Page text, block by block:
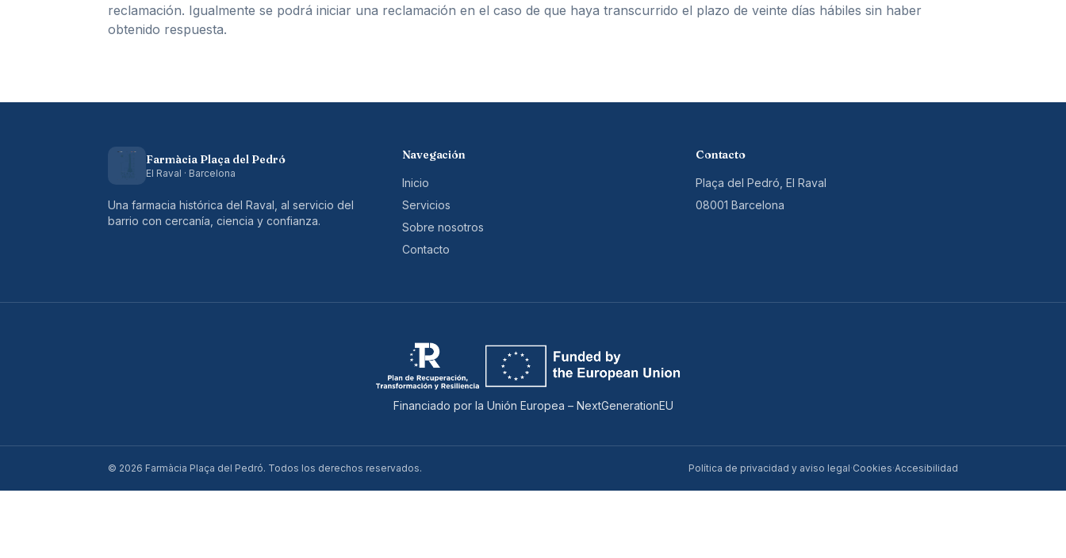
reclamación. Igualmente se podrá iniciar una reclamación en el caso de que haya transcurrido el plazo de veinte días hábiles sin haber
obtenido respuesta.
Farmàcia Plaça del Pedró
El Raval · Barcelona
Una farmacia histórica del Raval, al servicio del
barrio con cercanía, ciencia y confianza.
Navegación
Inicio
Servicios
Sobre nosotros
Contacto
Contacto
Plaça del Pedró, El Raval
08001 Barcelona
Financiado por la Unión Europea – NextGenerationEU
© 2026 Farmàcia Plaça del Pedró. Todos los derechos reservados. Política de privacidad y aviso legal·Cookies·Accesibilidad